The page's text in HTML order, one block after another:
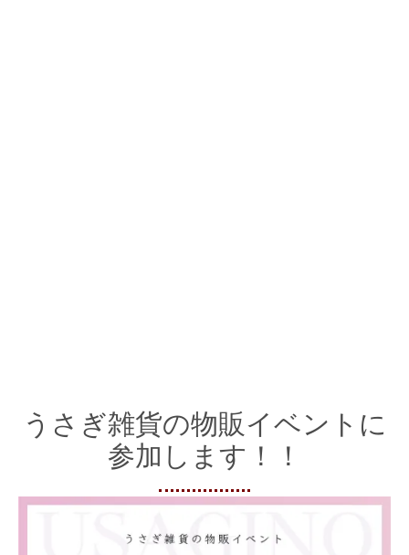
うさぎ雑貨の物販イベントに
参加します！！